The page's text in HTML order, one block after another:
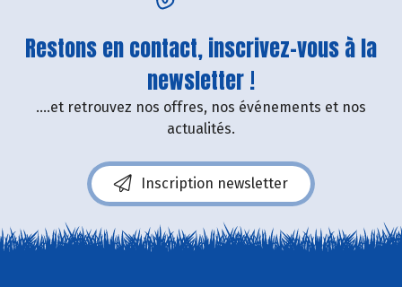
Restons en contact, inscrivez-vous à la
newsletter !
....et retrouvez nos offres, nos événements et nos
actualités.
Inscription newsletter